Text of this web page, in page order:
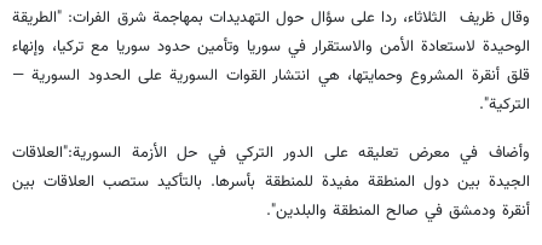
وقال ظريف الثلاثاء، ردا على سؤال حول التهديدات بمهاجمة شرق الفرات: "الطريقة
الوحيدة لاستعادة الأمن والاستقرار في سوريا وتأمين حدود سوريا مع تركيا، وإنهاء
قلق أنقرة المشروع وحمايتها، هي انتشار القوات السورية على الحدود السورية —
التركية".
وأضاف في معرض تعليقه على الدور التركي في حل الأزمة السورية:"العلاقات
الجيدة بين دول المنطقة مفيدة للمنطقة بأسرها. بالتأكيد ستصب العلاقات بين
أنقرة ودمشق في صالح المنطقة والبلدين".